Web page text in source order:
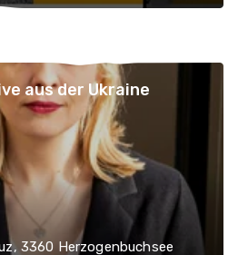
aus der Ukraine
3360 Herzogenbuchsee